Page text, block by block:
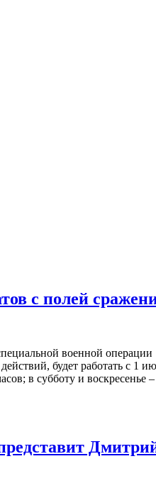
с полей
будет работать с 1
в субботу и воскресенье